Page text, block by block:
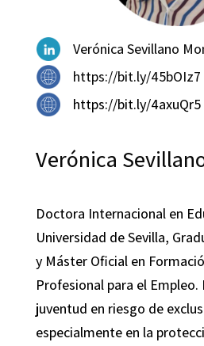
Verónica Sevillano
https://bit.ly/45bOIz7
https://bit.ly/4axuQr5
Verónica
Doctora Internacional en
Universidad de Sevilla,
y Máster Oficial en
Profesional para el Empleo.
juventud en riesgo de
especialmente en la